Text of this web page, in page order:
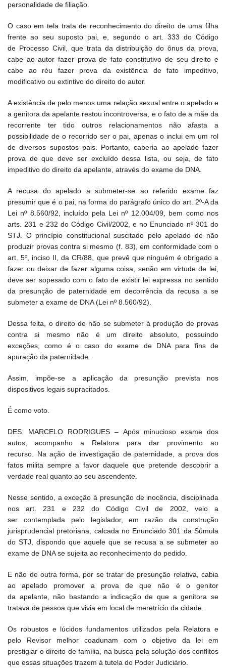
personalidade de filiação.
O caso em tela trata de reconhecimento do direito de uma filha
frente ao seu suposto pai, e, segundo o art. 333 do Código
de Processo Civil, que trata da distribuição do ônus da prova,
cabe ao autor fazer prova de fato constitutivo de seu direito e
cabe ao réu fazer prova da existência de fato impeditivo,
modificativo ou extintivo do direito do autor.
A existência de pelo menos uma relação sexual entre o apelado e
a genitora da apelante restou incontroversa, e o fato de a mãe da
recorrente ter tido outros relacionamentos não afasta a
possibilidade de o recorrido ser o pai, apenas o inclui em um rol
de diversos supostos pais. Portanto, caberia ao apelado fazer
prova de que deve ser excluído dessa lista, ou seja, de fato
impeditivo do direito da apelante, através do exame de DNA.
A recusa do apelado a submeter-se ao referido exame faz
presumir que é o pai, na forma do parágrafo único do art. 2º-A da
Lei nº 8.560/92, incluído pela Lei nº 12.004/09, bem como nos
arts. 231 e 232 do Código Civil/2002, e no Enunciado nº 301 do
STJ. O princípio constitucional suscitado pelo apelado de não
produzir provas contra si mesmo (f. 83), em conformidade com o
art. 5º, inciso II, da CR/88, que prevê que ninguém é obrigado a
fazer ou deixar de fazer alguma coisa, senão em virtude de lei,
deve ser sopesado com o fato de existir lei expressa no sentido
da presunção de paternidade em decorrência da recusa a se
submeter a exame de DNA (Lei nº 8.560/92).
Dessa feita, o direito de não se submeter à produção de provas
contra si mesmo não é um direito absoluto, possuindo
exceções, como é o caso do exame de DNA para fins de
apuração da paternidade.
Assim, impõe-se a aplicação da presunção prevista nos
dispositivos legais supracitados.
É como voto.
DES. MARCELO RODRIGUES – Após minucioso exame dos
autos, acompanho a Relatora para dar provimento ao
recurso. Na ação de investigação de paternidade, a prova dos
fatos milita sempre a favor daquele que pretende descobrir a
verdade real quanto ao seu ascendente.
Nesse sentido, a exceção à presunção de inocência, disciplinada
nos art. 231 e 232 do Código Civil de 2002, veio a
ser contemplada pelo legislador, em razão da construção
jurisprudencial pretoriana, calcada no Enunciado 301 da Súmula
do STJ, dispondo que aquele que se recusa a se submeter ao
exame de DNA se sujeita ao reconhecimento do pedido.
E não de outra forma, por se tratar de presunção relativa, cabia
ao apelado promover a prova de que não é o genitor
da apelante, não bastando a indicação de que a genitora se
tratava de pessoa que vivia em local de meretrício da cidade.
Os robustos e lúcidos fundamentos utilizados pela Relatora e
pelo Revisor melhor coadunam com o objetivo da lei em
prestigiar o direito de família, na busca pela solução dos conflitos
que essas situações trazem à tutela do Poder Judiciário.